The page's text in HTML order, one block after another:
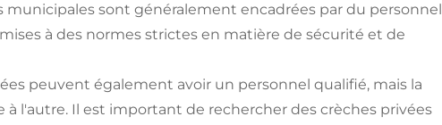
municipales sont généralement encadrées par du personnel
à des normes strictes en matière de sécurité et de
peuvent également avoir un personnel qualifié, mais la
l'autre. Il est important de rechercher des crèches privées